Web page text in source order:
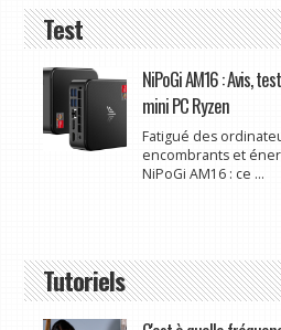
Test
NiPoGi AM16 : Avis,
mini PC Ryzen
Fatigué des
encombrants et
NiPoGi AM16 : ce ...
Tutoriels